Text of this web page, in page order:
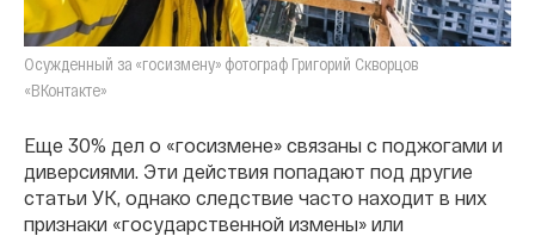
Осужденный за «госизмену» фотограф Григорий Скворцов
«ВКонтакте»
Еще 30% дел о «госизмене» связаны с поджогами и
диверсиями. Эти действия попадают под другие
статьи УК, однако следствие часто находит в них
признаки «государственной измены» или